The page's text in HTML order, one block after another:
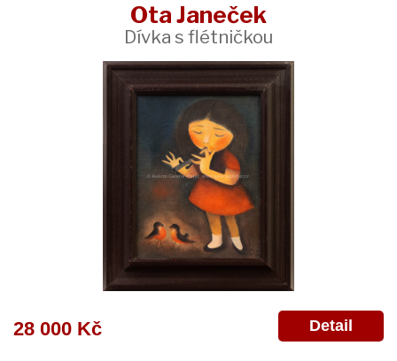
Ota Janeček
Dívka s flétničkou
28 000 Kč Detail